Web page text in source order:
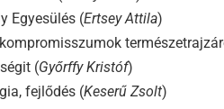
Egyesülés (Ertsey Attila)
(Győrffy Kristóf)
fejlődés (Keserű Zsolt)